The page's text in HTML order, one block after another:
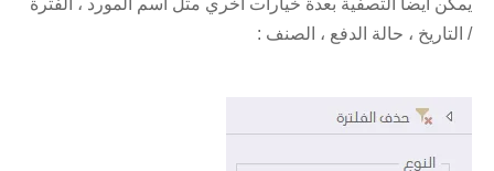
يمكن ايضاً التصفية بعدة خيارات اخري مثل اسم المورد ، الفترة
/ التاريخ ، حالة الدفع ، الصنف :